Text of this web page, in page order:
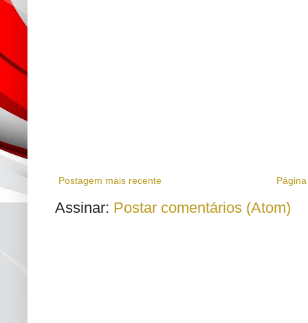
Postagem mais recente
Assinar: Postar comentários (Atom)